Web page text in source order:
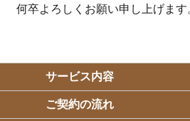
何卒よろしくお願い申し上げます
サービス内容
ご契約の流れ